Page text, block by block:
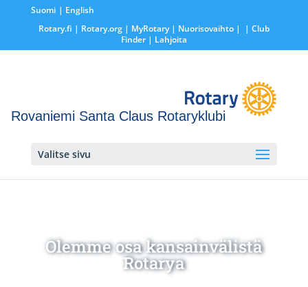
Suomi
English
Rotary.fi | Rotary.org| MyRotary | Nuorisovaihto|
| Club
Finder| Lahjoita
Rovaniemi Santa Claus Rotaryklubi
Valitse sivu
Olemme osa kansainvälistä
Rotarya